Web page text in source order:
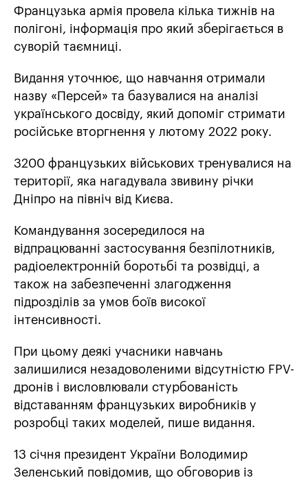
Французька армія провела кілька тижнів на
полігоні, інформація про який зберігається в
суворій таємниці.
Видання уточнює, що навчання отримали
назву «Персей» та базувалися на аналізі
українського досвіду, який допоміг стримати
російське вторгнення у лютому 2022 року.
3200 французьких військових тренувалися на
території, яка нагадувала звивину річки
Дніпро на північ від Києва.
Командування зосередилося на
відпрацюванні застосування безпілотників,
радіоелектронній боротьбі та розвідці, а
також на забезпеченні злагодження
підрозділів за умов боїв високої
інтенсивності.
При цьому деякі учасники навчань
залишилися незадоволеними відсутністю FPV-
дронів і висловлювали стурбованість
відставанням французьких виробників у
розробці таких моделей, пише видання.
13 січня президент України Володимир
Зеленський повідомив, що обговорив із